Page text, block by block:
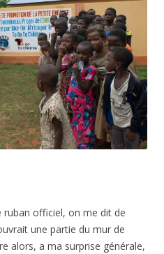
officiel, on me dit de
une partie du mur de
alors, a ma surprise générale,